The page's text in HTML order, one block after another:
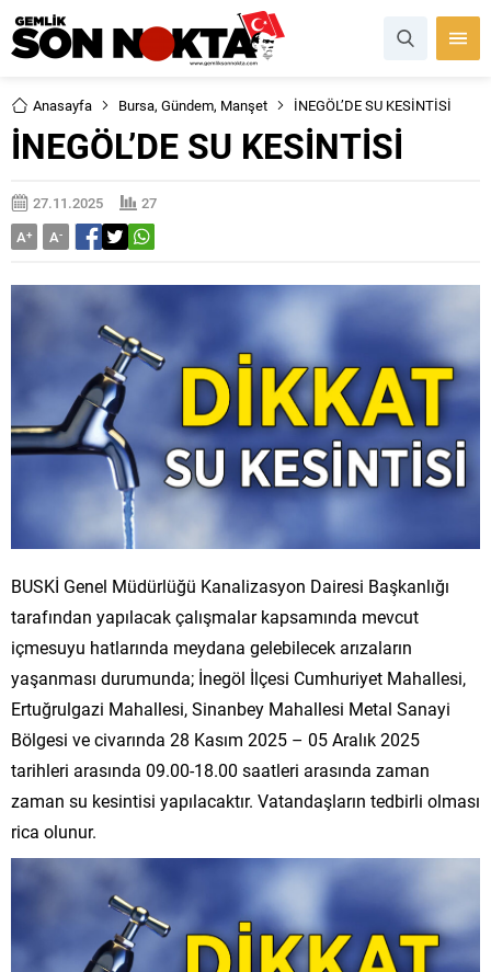
Anasayfa Bursa, Gündem, Manşet İNEGÖL’DE SU KESİNTİSİ
İNEGÖL’DE SU KESİNTİSİ
27.11.2025
27
A+ A-
BUSKİ Genel Müdürlüğü Kanalizasyon Dairesi Başkanlığı
tarafından yapılacak çalışmalar kapsamında mevcut
içmesuyu hatlarında meydana gelebilecek arızaların
yaşanması durumunda; İnegöl İlçesi Cumhuriyet Mahallesi,
Ertuğrulgazi Mahallesi, Sinanbey Mahallesi Metal Sanayi
Bölgesi ve civarında 28 Kasım 2025 – 05 Aralık 2025
tarihleri arasında 09.00-18.00 saatleri arasında zaman
zaman su kesintisi yapılacaktır. Vatandaşların tedbirli olması
rica olunur.